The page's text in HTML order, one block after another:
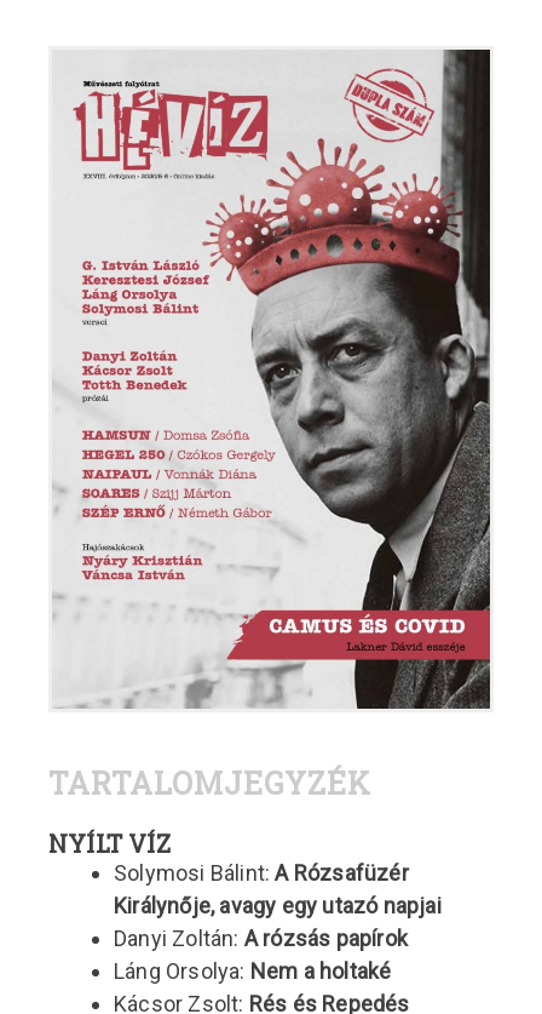
TARTALOMJEGYZÉK
NYÍLT VÍZ
Solymosi Bálint:A Rózsafüzér
Királynője, avagy egy utazó napjai
Danyi Zoltán: A rózsás papírok
Láng Orsolya: Nem a holtaké
Kácsor Zsolt: Rés és Repedés